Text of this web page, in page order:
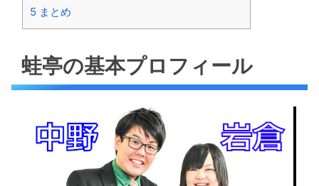
5 まとめ
蛙亭の基本プロフィール